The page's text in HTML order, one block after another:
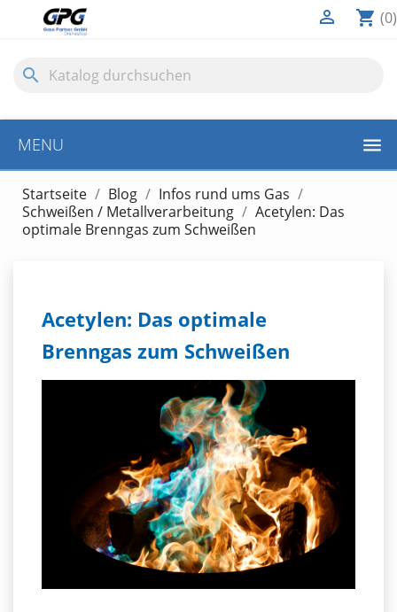
shopping_cart (0)

search
MENU
Startseite Blog
Infos rund ums Gas
Schweißen / Metallverarbeitung
Acetylen: Das
optimale Brenngas zum Schweißen
Acetylen: Das optimale
Brenngas zum Schweißen